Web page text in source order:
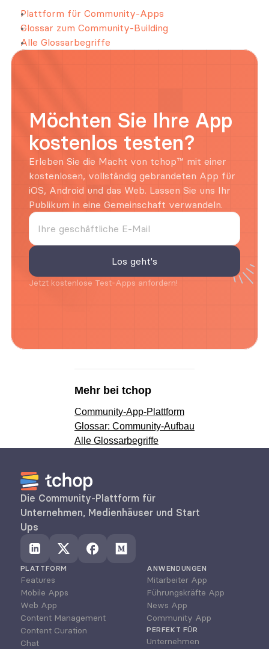
Plattform für Community-Apps
Glossar zum Community-Building
Alle Glossarbegriffe
Möchten Sie Ihre App
kostenlos testen?
Erleben Sie die Macht von tchop™ mit einer
kostenlosen, vollständig gebrandeten App für
iOS, Android und das Web. Lassen Sie uns Ihr
Publikum in eine Gemeinschaft verwandeln.
Jetzt kostenlose Test-Apps anfordern!
Mehr bei tchop
Community-App-Plattform
Glossar: Community-Aufbau
Alle Glossarbegriffe
Die Community-Plattform für
Unternehmen, Medienhäuser und Start
Ups
PLATTFORM
Features
Mobile Apps
Web App
Content Management
Content Curation
Chat
ANWENDUNGEN
Mitarbeiter App
Führungskräfte App
News App
Community App
PERFEKT FÜR
Unternehmen